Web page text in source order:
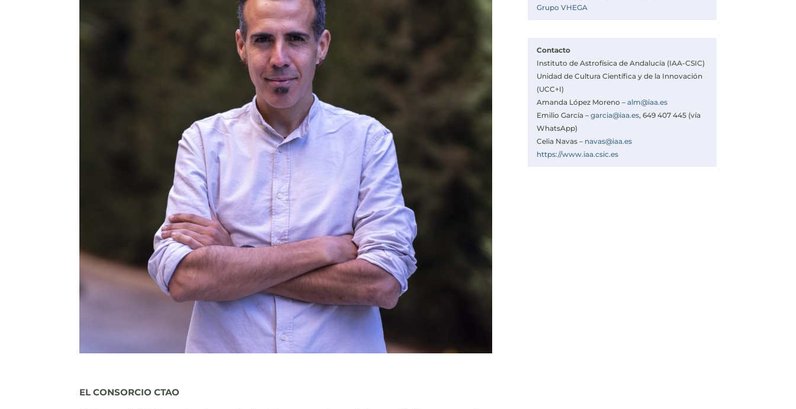
EL CONSORCIO CTAO
Grupo VHEGA
Contacto
Instituto de Astrofísica de Andalucía (IAA-CSIC)
Unidad de Cultura Científica y de la Innovación
(UCC+I)
Amanda López Moreno – alm@iaa.es
Emilio García – garcia@iaa.es, 649 407 445 (vía
WhatsApp)
Celia Navas – navas@iaa.es
https://www.iaa.csic.es